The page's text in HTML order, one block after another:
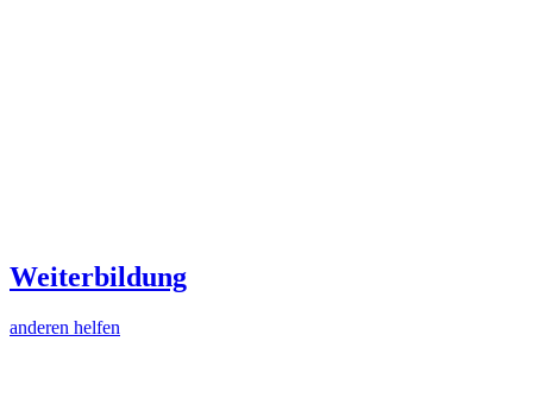
Weiterbildung
anderen helfen